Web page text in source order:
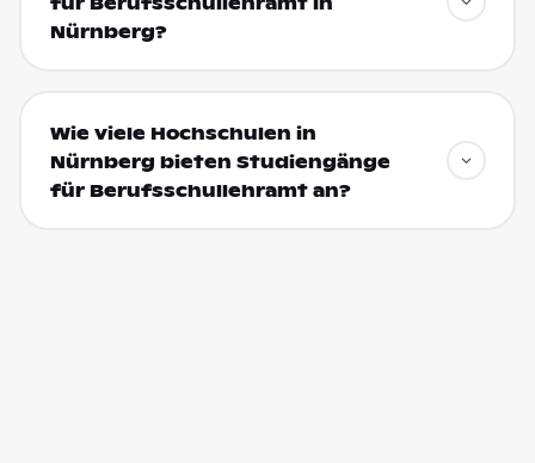
Nürnberg?
Wie viele Hochschulen in
Nürnberg bieten Studiengänge
für Berufsschullehramt an?